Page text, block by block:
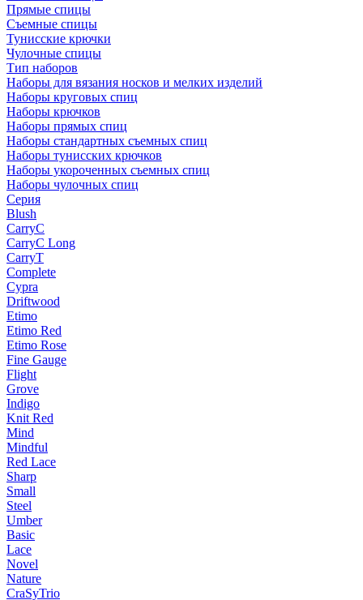
Прямые спицы
Съемные спицы
Тунисские крючки
Чулочные спицы
Тип наборов
Наборы для вязания носков и мелких изделий
Наборы круговых спиц
Наборы крючков
Наборы прямых спиц
Наборы стандартных съемных спиц
Наборы тунисских крючков
Наборы укороченных съемных спиц
Наборы чулочных спиц
Серия
Blush
CarryC
CarryC Long
CarryT
Complete
Cypra
Driftwood
Etimo
Etimo Red
Etimo Rose
Fine Gauge
Flight
Grove
Indigo
Knit Red
Mind
Mindful
Red Lace
Sharp
Small
Steel
Umber
Basic
Lace
Novel
Nature
CraSyTrio